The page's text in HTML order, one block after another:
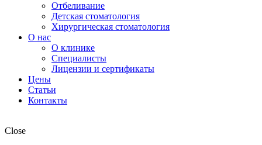
Отбеливание
Детская стоматология
Хирургическая стоматология
О нас
О клинике
Специалисты
Лицензии и сертификаты
Цены
Статьи
Контакты
Close